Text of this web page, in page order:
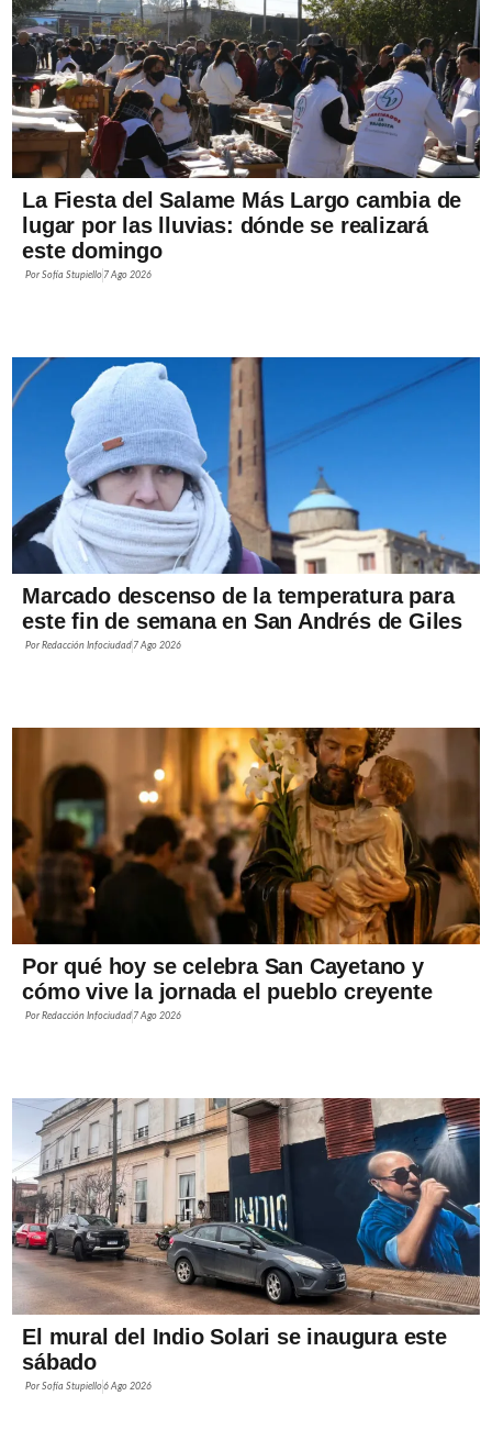
La Fiesta del Salame Más Largo cambia de
lugar por las lluvias: dónde se realizará
este domingo
PorSofía Stupiello 7 Ago 2026
Marcado descenso de la temperatura para
este fin de semana en San Andrés de Giles
PorRedacción Infociudad 7 Ago 2026
Por qué hoy se celebra San Cayetano y
cómo vive la jornada el pueblo creyente
PorRedacción Infociudad 7 Ago 2026
El mural del Indio Solari se inaugura este
sábado
PorSofía Stupiello6 Ago 2026